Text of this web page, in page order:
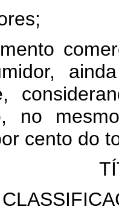
no
cento do